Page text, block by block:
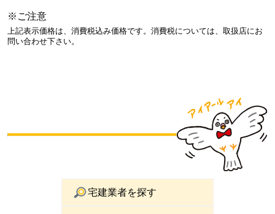
※ご注意
上記表示価格は、消費税込み価格です。消費税については、取扱店にお
問い合わせ下さい。
宅建業者を探す